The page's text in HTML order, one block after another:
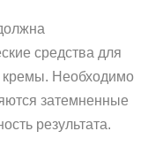
средства для
кремы. Необходимо
затемненные
результата.